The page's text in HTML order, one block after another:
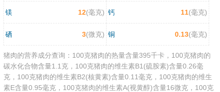
镁 12(毫克) 钙 11(毫克)
硒 3(微克) 铜 0.13(毫克)
猪肉的营养成分查询：100克猪肉的热量含量395千卡，100克猪肉的
碳水化合物含量1.1克，100克猪肉的维生素B1(硫胺素)含量0.26毫
克，100克猪肉的维生素B2(核黄素)含量0.11毫克，100克猪肉的维生
素E含量0.95毫克，100克猪肉的维生素A(视黄醇)含量16微克，100克